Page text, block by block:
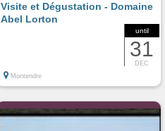
until
31
DEC
Visite et Dégustation - Domaine
Abel Lorton
Montendre